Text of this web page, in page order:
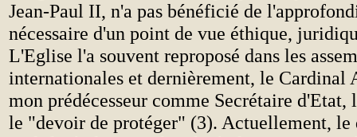
Jean-Paul II, n'a pas bénéficié de
nécessaire d'un point de vue éthique,
L'Eglise l'a souvent reproposé dans les
internationales et dernièrement, le Cardinal
mon prédécesseur comme Secrétaire
le "devoir de protéger" (3). Actuellement, le